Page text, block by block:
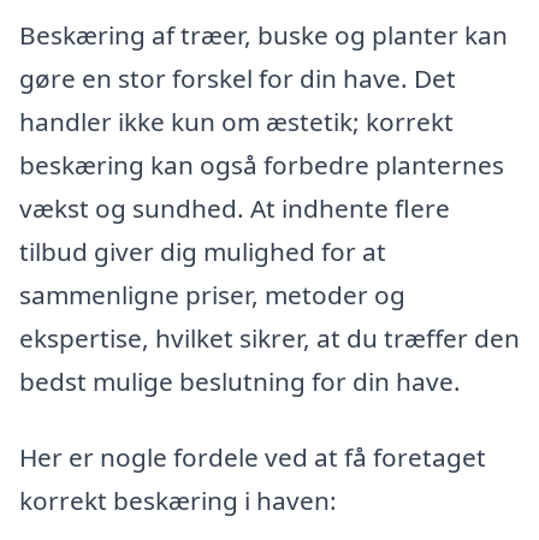
Beskæring af træer, buske og planter kan
gøre en stor forskel for din have. Det
handler ikke kun om æstetik; korrekt
beskæring kan også forbedre planternes
vækst og sundhed. At indhente flere
tilbud giver dig mulighed for at
sammenligne priser, metoder og
ekspertise, hvilket sikrer, at du træffer den
bedst mulige beslutning for din have.
Her er nogle fordele ved at få foretaget
korrekt beskæring i haven: